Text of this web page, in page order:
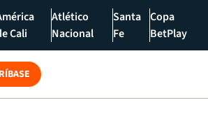
Cali
Atlético
Nacional
Santa
Fe
Copa
BetPlay